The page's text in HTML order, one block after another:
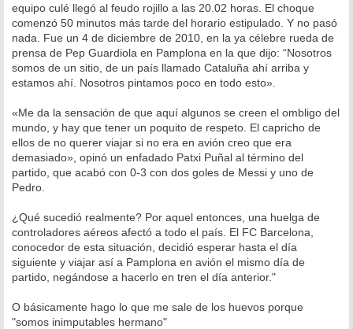
equipo culé llegó al feudo rojillo a las 20.02 horas. El choque
comenzó 50 minutos más tarde del horario estipulado. Y no pasó
nada. Fue un 4 de diciembre de 2010, en la ya célebre rueda de
prensa de Pep Guardiola en Pamplona en la que dijo: “Nosotros
somos de un sitio, de un país llamado Cataluña ahí arriba y
estamos ahí. Nosotros pintamos poco en todo esto».
«Me da la sensación de que aquí algunos se creen el ombligo del
mundo, y hay que tener un poquito de respeto. El capricho de
ellos de no querer viajar si no era en avión creo que era
demasiado», opinó un enfadado Patxi Puñal al término del
partido, que acabó con 0-3 con dos goles de Messi y uno de
Pedro.
¿Qué sucedió realmente? Por aquel entonces, una huelga de
controladores aéreos afectó a todo el país. El FC Barcelona,
conocedor de esta situación, decidió esperar hasta el día
siguiente y viajar así a Pamplona en avión el mismo día de
partido, negándose a hacerlo en tren el día anterior."
O básicamente hago lo que me sale de los huevos porque
"somos inimputables hermano"